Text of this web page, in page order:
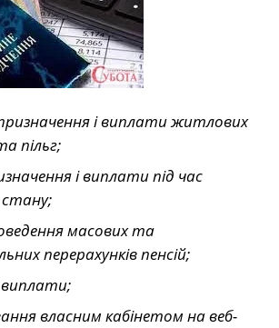
і виплати житлових
пільг;
і виплати під час
масових та
перерахунків пенсій;
власним кабінетом на веб-